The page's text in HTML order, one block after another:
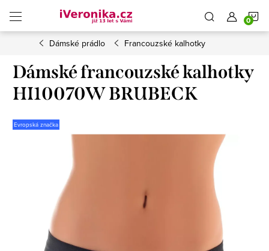
obsah
Dámské prádlo Francouzské kalhotky
Dámské francouzské kalhotky
HI10070W BRUBECK
Evropská značka